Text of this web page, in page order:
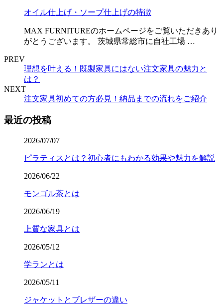
オイル仕上げ・ソープ仕上げの特徴
MAX FURNITUREのホームページをご覧いただきあり
がとうございます。 茨城県常総市に自社工場 …
PREV
理想を叶える！既製家具にはない注文家具の魅力と
は？
NEXT
注文家具初めての方必見！納品までの流れをご紹介
最近の投稿
2026/07/07
ピラティスとは？初心者にもわかる効果や魅力を解説
2026/06/22
モンゴル茶とは
2026/06/19
上質な家具とは
2026/05/12
学ランとは
2026/05/11
ジャケットとブレザーの違い